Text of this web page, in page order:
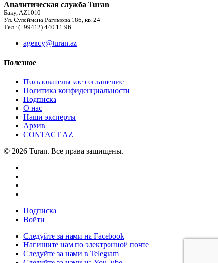
Аналитическая служба Turan
Баку, AZ1010
Ул. Сулеймана Рагимова 186, кв. 24
Тел.: (+99412) 440 11 96
agency@turan.az
Полезное
Пользовательское соглашение
Политика конфиденциальности
Подписка
О нас
Наши эксперты
Архив
CONTACT AZ
© 2026 Turan. Все права защищены.
Подписка
Войти
Следуйте за нами на Facebook
Напишите нам по электронной почте
Следуйте за нами в Telegram